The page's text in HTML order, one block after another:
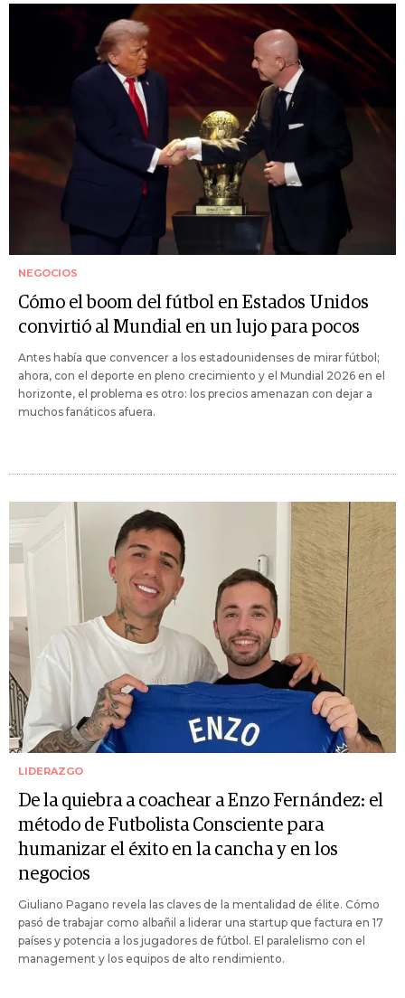
NEGOCIOS
Cómo el boom del fútbol en Estados Unidos
convirtió al Mundial en un lujo para pocos
Antes había que convencer a los estadounidenses de mirar fútbol;
ahora, con el deporte en pleno crecimiento y el Mundial 2026 en el
horizonte, el problema es otro: los precios amenazan con dejar a
muchos fanáticos afuera.
LIDERAZGO
De la quiebra a coachear a Enzo Fernández: el
método de Futbolista Consciente para
humanizar el éxito en la cancha y en los
negocios
Giuliano Pagano revela las claves de la mentalidad de élite. Cómo
pasó de trabajar como albañil a liderar una startup que factura en 17
países y potencia a los jugadores de fútbol. El paralelismo con el
management y los equipos de alto rendimiento.